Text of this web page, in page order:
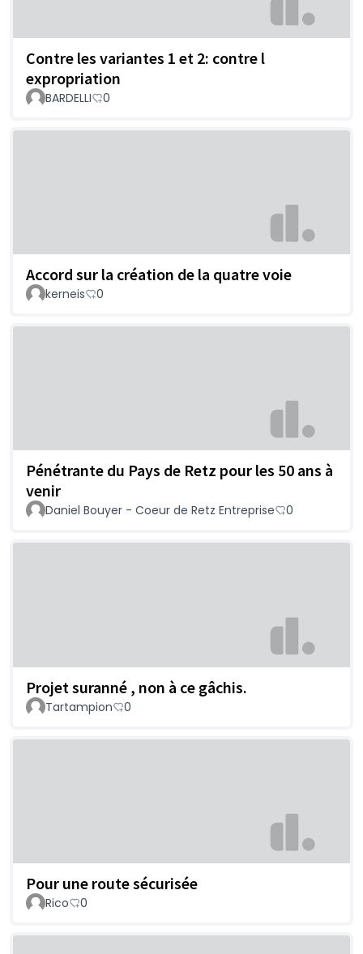
Contre les variantes 1 et 2: contre l
expropriation
BARDELLI 0
Accord sur la création de la quatre voie
kerneis 0
Pénétrante du Pays de Retz pour les 50 ans à
venir
Daniel Bouyer - Coeur de Retz Entreprise 0
Projet suranné , non à ce gâchis.
Tartampion 0
Pour une route sécurisée
Rico 0